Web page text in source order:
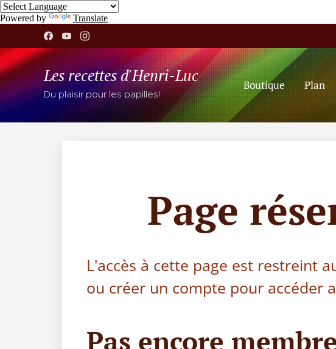
Powered by Translate
Les recettes d'Henri-Luc
Du plaisir pour les papilles!
Boutique Plan
Page
L'accès à cette page est restreint
ou créer un compte pour accéder
Pas encore